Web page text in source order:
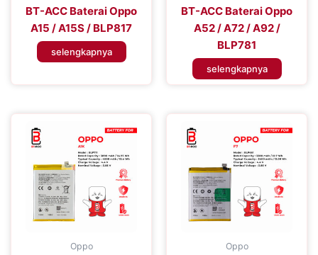
BT-ACC Baterai Oppo
A15 / A15S / BLP817
selengkapnya
BT-ACC Baterai Oppo
A52 / A72 / A92 /
BLP781
selengkapnya
Oppo Oppo